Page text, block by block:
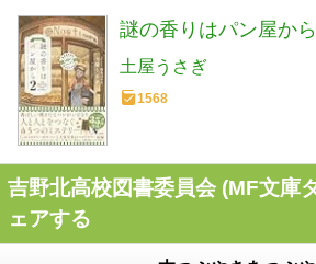
謎の香りはパン屋か
土屋うさぎ
1568
吉野北高校図書委員会 (MF文庫
ェアする